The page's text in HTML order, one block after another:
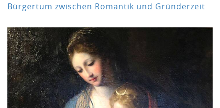
Bürgertum zwischen Romantik und Gründerzeit